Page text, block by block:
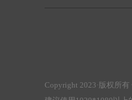
Copyright 2023·版权